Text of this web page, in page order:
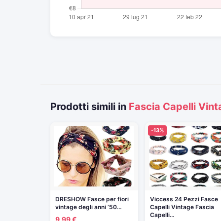
Prodotti simili in Fascia Capelli
DRESHOW Fasce per fiori
vintage degli anni ’50…
9,99 €
-13%
Viccess 24 Pezzi Fasce
Capelli Vintage Fascia
Capelli…